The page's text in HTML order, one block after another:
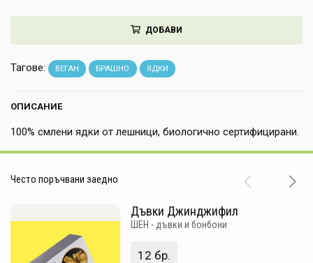
КОЗМЕТИКА
ЗА ДОМА
КНИГИ
ПОДАРЪЦИ
ДОСТАВКА И ПЛАЩАНЕ
КАЧЕСТВО
ДОБАВИ
Тагове: ВЕГАН БРАШНО ЯДКИ
ОПИСАНИЕ
100% смлени ядки от лешници, биологично сертифицирани.
Често поръчвани заедно
Дъвки Джинджифил
ШЕН - дъвки и бонбони
12 бр.